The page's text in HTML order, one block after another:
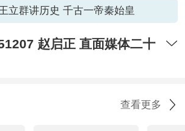
立群讲历史 千古一帝秦始皇
赵启正 直面媒体二十
查看更多